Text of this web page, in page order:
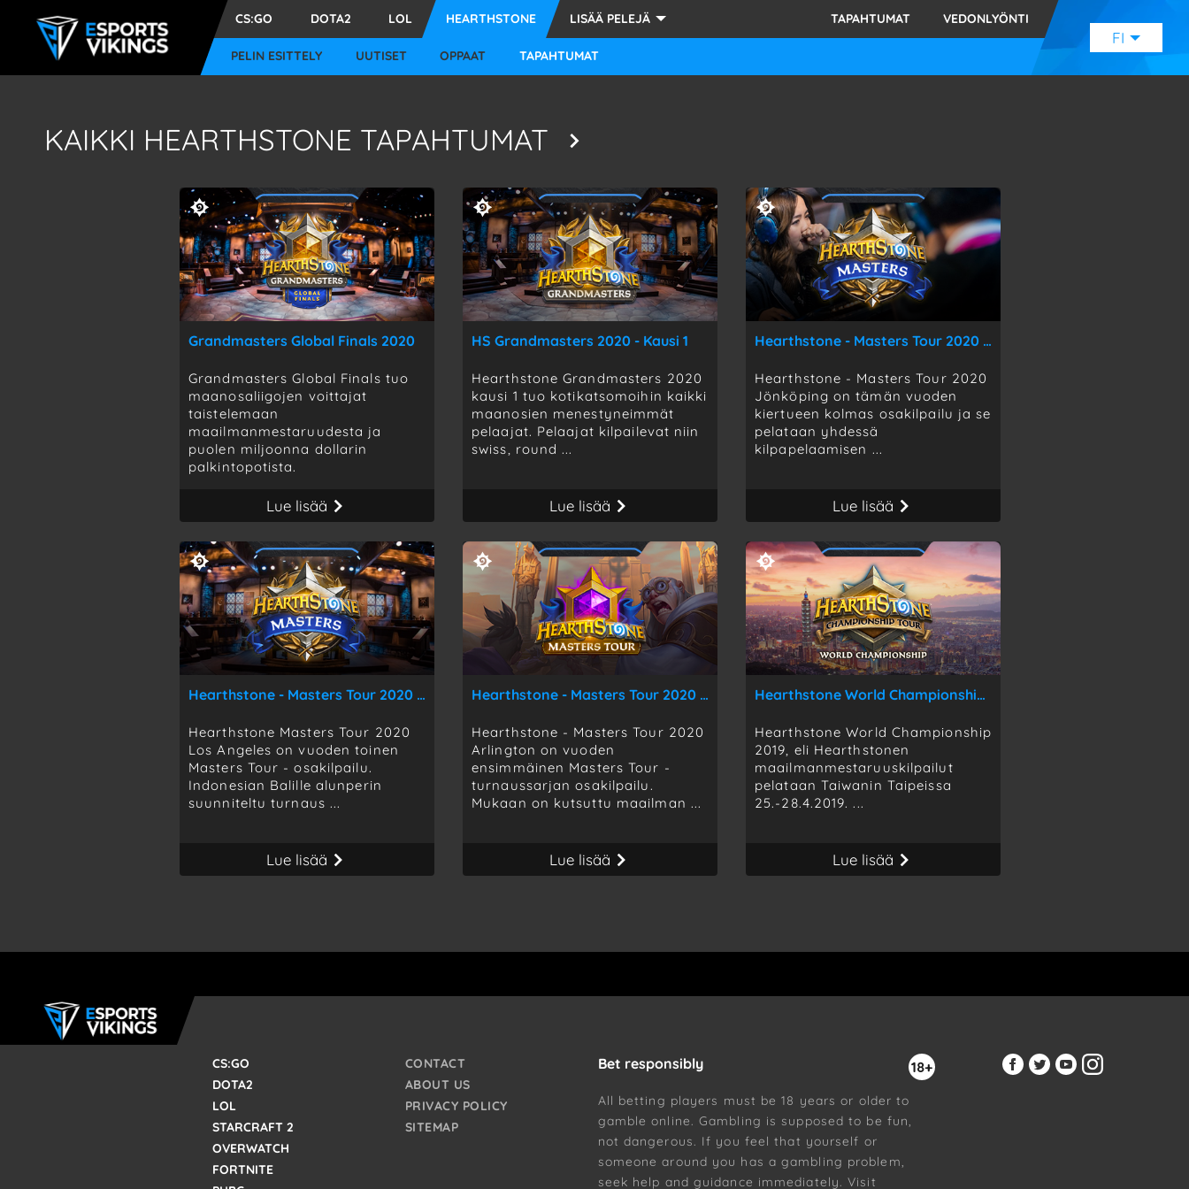
CS:GO DOTA2 LOL HEARTHSTONE LISÄÄ PELEJÄ
STARCRAFT 2
PUBG
MUUT
TAPAHTUMAT VEDONLYÖNTI
PELIN ESITTELY UUTISET OPPAAT TAPAHTUMAT
FI
ENGLISH
(EN)
JAPANESE
KAIKKI HEARTHSTONE TAPAHTUMAT
Grandmasters Global Finals 2020
Grandmasters Global Finals tuo
maanosaliigojen voittajat
taistelemaan
maailmanmestaruudesta ja
puolen miljoonna dollarin
palkintopotista.
Lue lisää
HS Grandmasters 2020 - Kausi 1
Hearthstone Grandmasters 2020
kausi 1 tuo kotikatsomoihin kaikki
maanosien menestyneimmät
pelaajat. Pelaajat kilpailevat niin
swiss, round ...
Lue lisää
Hearthstone - Masters Tour 2020 Jönköping - Jönköping, Ruotsi - 12.-14.6.2020
Hearthstone - Masters Tour 2020
Jönköping on tämän vuoden
kiertueen kolmas osakilpailu ja se
pelataan yhdessä
kilpapelaamisen ...
Lue lisää
Hearthstone - Masters Tour 2020 Los Angeles - Los Angeles, USA - 20.-22.3.2020
Hearthstone Masters Tour 2020
Los Angeles on vuoden toinen
Masters Tour - osakilpailu.
Indonesian Balille alunperin
suunniteltu turnaus ...
Lue lisää
Hearthstone - Masters Tour 2020 Arlington - Arlington, USA - 31.1-2.2.2020
Hearthstone - Masters Tour 2020
Arlington on vuoden
ensimmäinen Masters Tour -
turnaussarjan osakilpailu.
Mukaan on kutsuttu maailman ...
Lue lisää
Hearthstone World Championship 2019
Hearthstone World Championship
2019, eli Hearthstonen
maailmanmestaruuskilpailut
pelataan Taiwanin Taipeissa
25.-28.4.2019. ...
Lue lisää
CS:GO
DOTA2
LOL
STARCRAFT 2
OVERWATCH
FORTNITE
CONTACT
ABOUT US
PRIVACY POLICY
SITEMAP
Bet responsibly 18+
All betting players must be 18 years or older to
gamble online. Gambling is supposed to be fun,
not dangerous. If you feel that yourself or
someone around you has a gambling problem,
seek help and guidance immediately. Visit